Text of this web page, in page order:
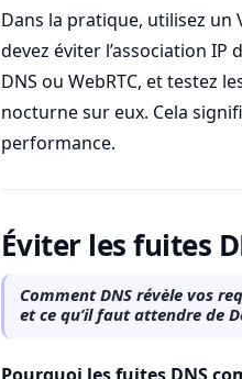
Dans la pratique, utilisez un
devez éviter l’association IP
DNS ou WebRTC, et testez
nocturne sur eux. Cela
performance.
Éviter les fuites
Comment DNS révèle vos
et ce qu’il faut attendre de